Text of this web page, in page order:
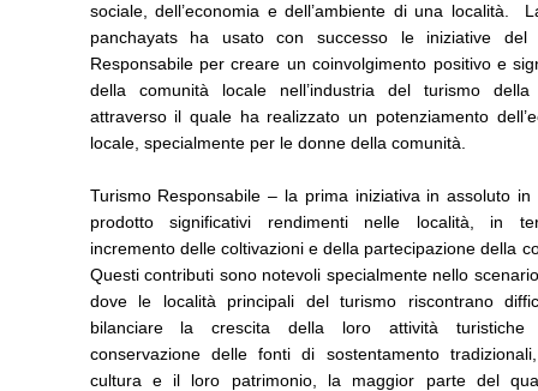
sociale, dell’economia e dell’ambiente di una località.
panchayats ha usato con successo le iniziative del
Responsabile per creare un coinvolgimento positivo e
della comunità locale nell’industria del turismo della
attraverso il quale ha realizzato un potenziamento
locale, specialmente per le donne della comunità.
Turismo Responsabile – la prima iniziativa in assoluto in
prodotto significativi rendimenti nelle località, in
incremento delle coltivazioni e della partecipazione della
Questi contributi sono notevoli specialmente nello
dove le località principali del turismo riscontrano
bilanciare la crescita della loro attività
conservazione delle fonti di sostentamento
cultura e il loro patrimonio, la maggior parte del